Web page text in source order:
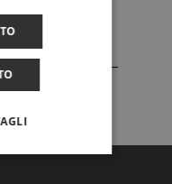
e 𝐆𝐢𝐨𝐫𝐠𝐢𝐨
Ct Palermo –